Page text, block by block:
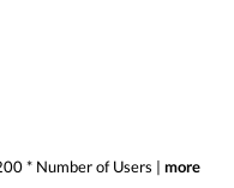
* Number of Users | more